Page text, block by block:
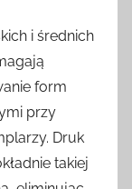
i średnich
form
przy
Druk
takiej